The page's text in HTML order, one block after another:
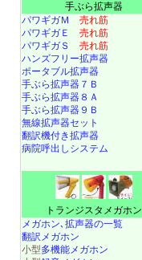
手ぶら拡声器
パワギガＭ 売れ筋
パワギガＥ 売れ筋
パワギガＳ 売れ筋
ハンズフリー拡声器
ポータブル拡声器
手ぶら拡声器７Ｂ
手ぶら拡声器８Ａ
手ぶら拡声器９Ｂ
無線拡声器セット
翻訳機付き拡声器
病院呼出しシステム
トランジスタメガホン
メガホン､拡声器の一覧
翻訳メガホン
小型多機能メガホン